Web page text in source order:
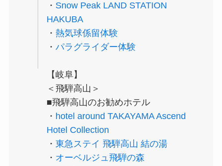
・ Snow Peak LAND STATION
HAKUBA
・熱気球係留体験
・パラグライダー体験
【岐阜】
＜飛騨高山＞
■飛騨高山のお勧めホテル
・ hotel around TAKAYAMA Ascend
Hotel Collection
・東急ステイ 飛騨高山 結の湯
・ オーベルジュ飛騨の森